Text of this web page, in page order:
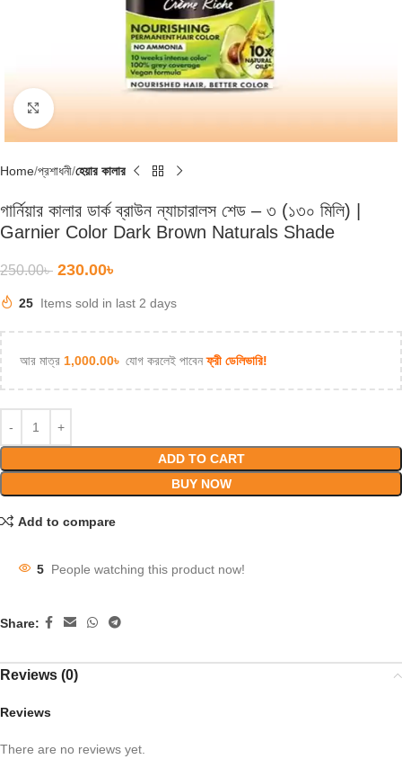
Click to enlarge
Home প্রশাধনী হেয়ার কালার
গার্নিয়ার কালার ডার্ক ব্রাউন ন্যাচারালস শেড – ৩ (১৩০ মিলি) |
Garnier Color Dark Brown Naturals Shade
250.00৳ 230.00৳
25 Items sold in last 2 days
আর মাত্র 1,000.00৳ যোগ করলেই পাবেনফ্রী ডেলিভারি!
ADD TO CART
BUY NOW
Add to compare
5 People watching this product now!
Share:
Reviews (0)
Reviews
There are no reviews yet.